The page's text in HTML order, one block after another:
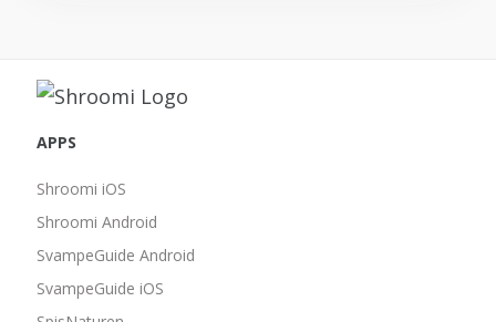
APPS
Shroomi iOS
Shroomi Android
SvampeGuide Android
SvampeGuide iOS